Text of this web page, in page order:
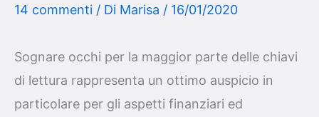
14 commenti / Di Marisa / 16/01/2020
Sognare occhi per la maggior parte delle chiavi
di lettura rappresenta un ottimo auspicio in
particolare per gli aspetti finanziari ed